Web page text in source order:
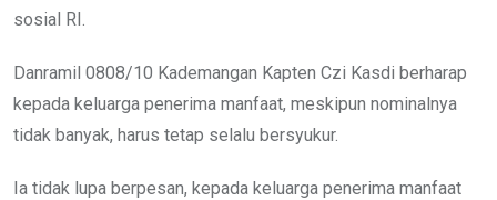
sosial RI.
Danramil 0808/10 Kademangan Kapten Czi Kasdi berharap
kepada keluarga penerima manfaat, meskipun nominalnya
tidak banyak, harus tetap selalu bersyukur.
Ia tidak lupa berpesan, kepada keluarga penerima manfaat